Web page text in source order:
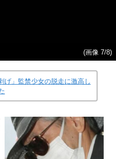
(画像 7/8)
げ」監禁少女の脱走に激高し